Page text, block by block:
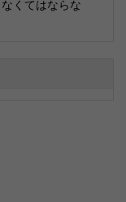
くてはならな